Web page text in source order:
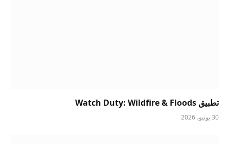
تطبيق Watch Duty: Wildfire & Floods
30 يونيو، 2026